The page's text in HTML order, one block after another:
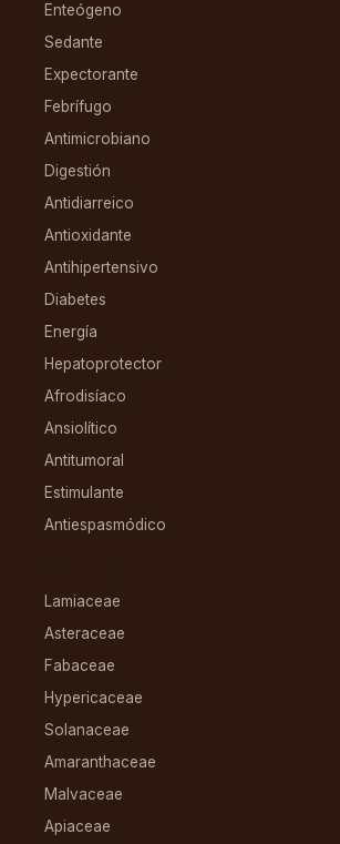
Enteógeno
Sedante
Expectorante
Febrífugo
Antimicrobiano
Digestión
Antidiarreico
Antioxidante
Antihipertensivo
Diabetes
Energía
Hepatoprotector
Afrodisíaco
Ansiolítico
Antitumoral
Estimulante
Antiespasmódico
Lamiaceae
Asteraceae
Fabaceae
Hypericaceae
Solanaceae
Amaranthaceae
Malvaceae
Apiaceae